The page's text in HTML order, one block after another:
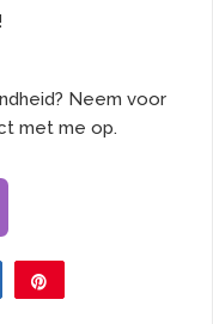
Neem voor
met me op.
Share